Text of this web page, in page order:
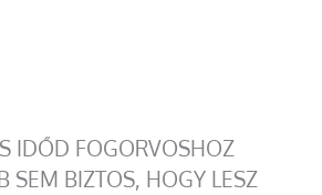
IDŐD FOGORVOSHOZ
SEM BIZTOS, HOGY LESZ